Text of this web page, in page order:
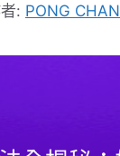
: PONG CHAN